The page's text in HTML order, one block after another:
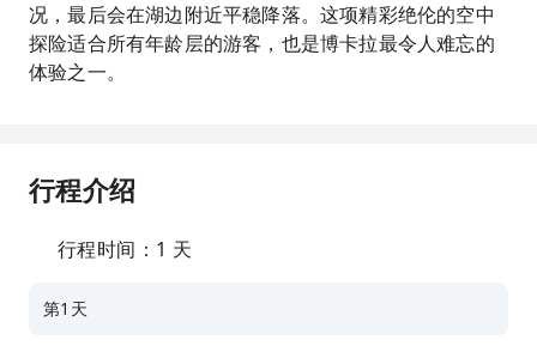
况，最后会在湖边附近平稳降落。这项精彩绝伦的空中
探险适合所有年龄层的游客，也是博卡拉最令人难忘的
体验之一。
行程介绍
行程时间：1 天
第1天